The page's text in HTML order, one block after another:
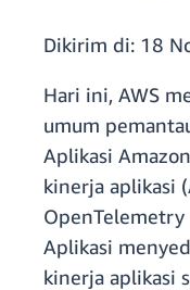
Dikirim di: 18
Hari ini, AWS
umum
Aplikasi
kinerja aplikasi
OpenTelemetry
Aplikasi
kinerja aplikasi